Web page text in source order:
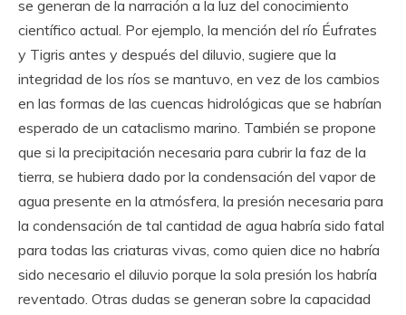
se generan de la narración a la luz del conocimiento
científico actual. Por ejemplo, la mención del río Éufrates
y Tigris antes y después del diluvio, sugiere que la
integridad de los ríos se mantuvo, en vez de los cambios
en las formas de las cuencas hidrológicas que se habrían
esperado de un cataclismo marino. También se propone
que si la precipitación necesaria para cubrir la faz de la
tierra, se hubiera dado por la condensación del vapor de
agua presente en la atmósfera, la presión necesaria para
la condensación de tal cantidad de agua habría sido fatal
para todas las criaturas vivas, como quien dice no habría
sido necesario el diluvio porque la sola presión los habría
reventado. Otras dudas se generan sobre la capacidad